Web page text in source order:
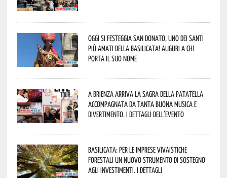
Oggi si festeggia San Donato, uno dei Santi
più amati della Basilicata! Auguri a chi
porta il suo nome
A Brienza arriva la Sagra della Patatella
accompagnata da tanta buona musica e
divertimento. I dettagli dell’evento
Basilicata: per le imprese vivaistiche
forestali un nuovo strumento di sostegno
agli investimenti. I dettagli